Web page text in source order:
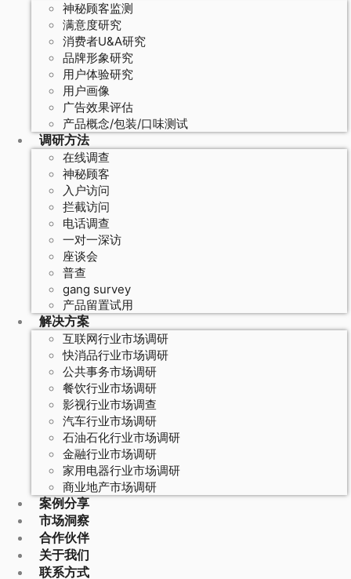
神秘顾客监测
满意度研究
消费者U&A研究
品牌形象研究
用户体验研究
用户画像
广告效果评估
产品概念/包装/口味测试
调研方法
在线调查
神秘顾客
入户访问
拦截访问
电话调查
一对一深访
座谈会
普查
gang survey
产品留置试用
解决方案
互联网行业市场调研
快消品行业市场调研
公共事务市场调研
餐饮行业市场调研
影视行业市场调查
汽车行业市场调研
石油石化行业市场调研
金融行业市场调研
家用电器行业市场调研
商业地产市场调研
案例分享
市场洞察
合作伙伴
关于我们
联系方式